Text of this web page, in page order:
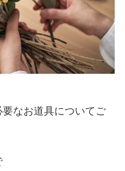
なお道具についてご